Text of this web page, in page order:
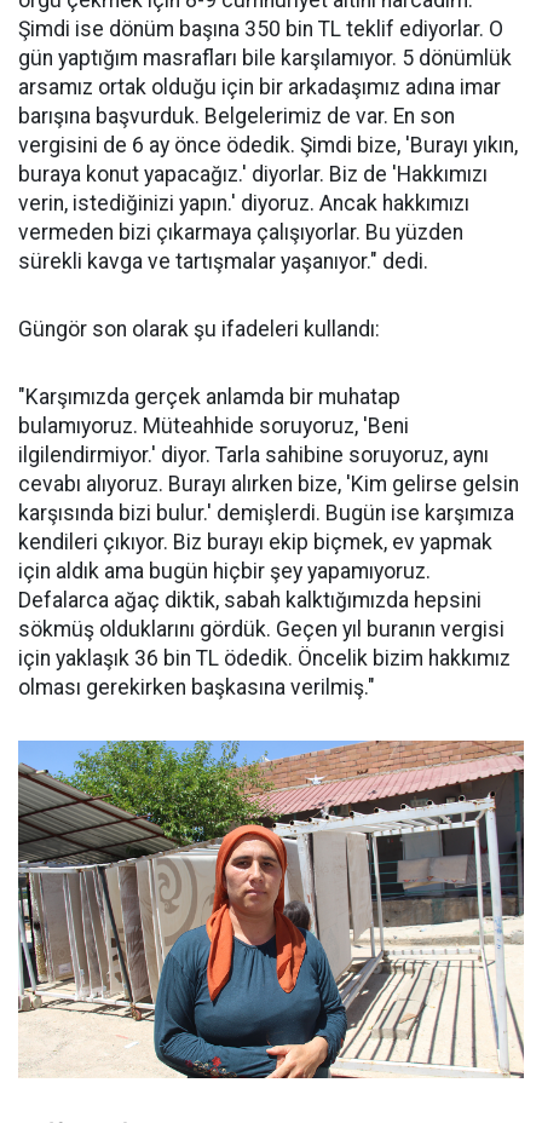
Şimdi ise dönüm başına 350 bin TL teklif ediyorlar. O
gün yaptığım masrafları bile karşılamıyor. 5 dönümlük
arsamız ortak olduğu için bir arkadaşımız adına imar
barışına başvurduk. Belgelerimiz de var. En son
vergisini de 6 ay önce ödedik. Şimdi bize, 'Burayı yıkın,
buraya konut yapacağız.' diyorlar. Biz de 'Hakkımızı
verin, istediğinizi yapın.' diyoruz. Ancak hakkımızı
vermeden bizi çıkarmaya çalışıyorlar. Bu yüzden
sürekli kavga ve tartışmalar yaşanıyor." dedi.
Güngör son olarak şu ifadeleri kullandı:
"Karşımızda gerçek anlamda bir muhatap
bulamıyoruz. Müteahhide soruyoruz, 'Beni
ilgilendirmiyor.' diyor. Tarla sahibine soruyoruz, aynı
cevabı alıyoruz. Burayı alırken bize, 'Kim gelirse gelsin
karşısında bizi bulur.' demişlerdi. Bugün ise karşımıza
kendileri çıkıyor. Biz burayı ekip biçmek, ev yapmak
için aldık ama bugün hiçbir şey yapamıyoruz.
Defalarca ağaç diktik, sabah kalktığımızda hepsini
sökmüş olduklarını gördük. Geçen yıl buranın vergisi
için yaklaşık 36 bin TL ödedik. Öncelik bizim hakkımız
olması gerekirken başkasına verilmiş."